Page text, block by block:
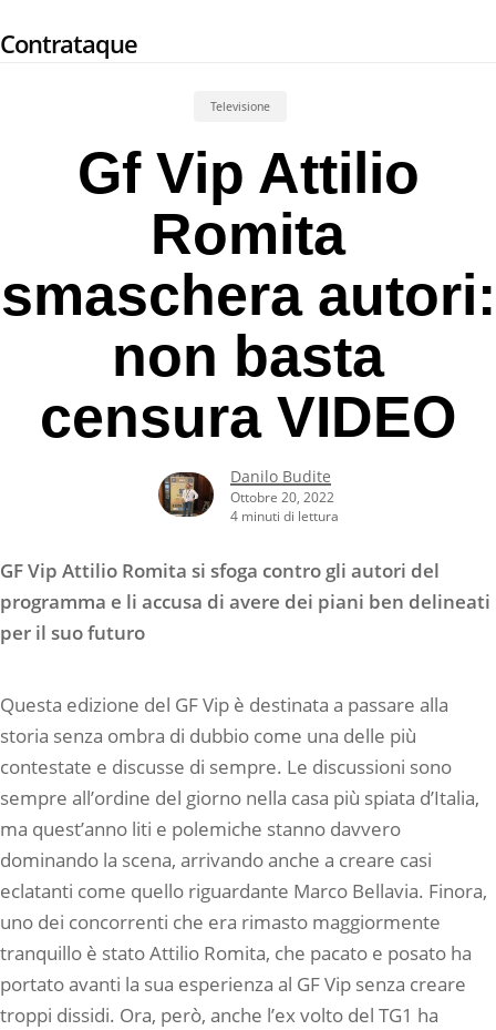
to
Contrataque
Televisione
Gf Vip Attilio
Romita
smaschera autori:
non basta
censura VIDEO
Danilo Budite
Ottobre 20, 2022
4 minuti di lettura
GF Vip Attilio Romita si sfoga contro gli autori del
programma e li accusa di avere dei piani ben delineati
per il suo futuro
Questa edizione del GF Vip è destinata a passare alla
storia senza ombra di dubbio come una delle più
contestate e discusse di sempre. Le discussioni sono
sempre all’ordine del giorno nella casa più spiata d’Italia,
ma quest’anno liti e polemiche stanno davvero
dominando la scena, arrivando anche a creare casi
eclatanti come quello riguardante Marco Bellavia. Finora,
uno dei concorrenti che era rimasto maggiormente
tranquillo è stato Attilio Romita, che pacato e posato ha
portato avanti la sua esperienza al GF Vip senza creare
troppi dissidi. Ora, però, anche l’ex volto del TG1 ha